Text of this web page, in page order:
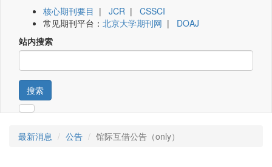
核心期刊要目 | JCR | CSSCI
常见期刊平台： 北京大学期刊网 | DOAJ
站内搜索
搜索
最新消息 公告 馆际互借公告（only）